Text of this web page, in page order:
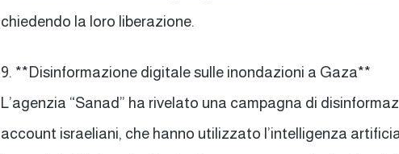
chiedendo la loro liberazione.
9. **Disinformazione digitale sulle inondazioni a Gaza**
L’agenzia “Sanad” ha rivelato una campagna di
account israeliani, che hanno utilizzato l’intelligenza